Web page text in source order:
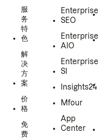
服
务
特
色
解
决
方
案
价
格
免
费
Enterprise
SEO
Enterprise
AIO
Enterprise
SI
Insights24
Mfour
App
Center